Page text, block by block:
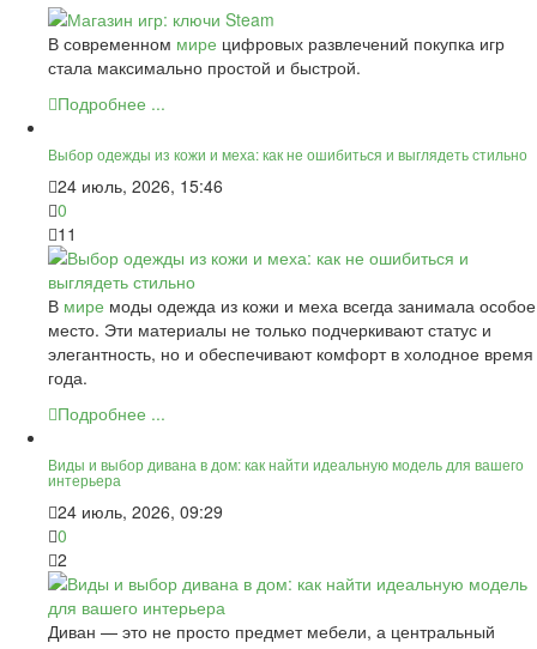
В современном мире цифровых развлечений покупка игр
стала максимально простой и быстрой.
Подробнее ...
Выбор одежды из кожи и меха: как не ошибиться и выглядеть стильно
24 июль, 2026, 15:46
0
11
В мире моды одежда из кожи и меха всегда занимала особое
место. Эти материалы не только подчеркивают статус и
элегантность, но и обеспечивают комфорт в холодное время
года.
Подробнее ...
Виды и выбор дивана в дом: как найти идеальную модель для вашего
интерьера
24 июль, 2026, 09:29
0
2
Диван — это не просто предмет мебели, а центральный